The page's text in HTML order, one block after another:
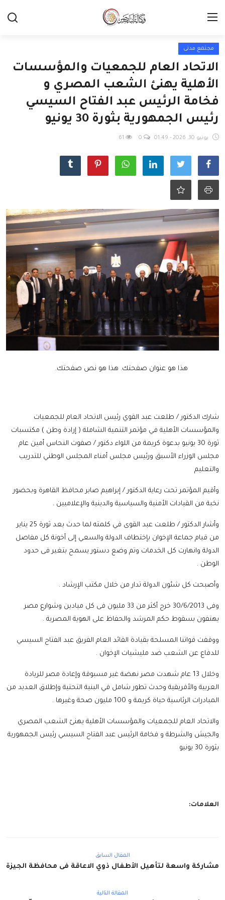
مجتمع مدنى
الاتحاد العام للجمعيات والمؤسسات
الأهلية يهنئ الشعب المصري و
فخامة الرئيس عبد الفتاح السيسي
رئيس الجمهورية بثورة 30 يونيو
يونيو 30, 2026 - 01:49
هذا هو عنوان صفحتك. هذا هو نص صفحتك.
شارك الدكتور / طلعت عبد القوي رئيس الاتحاد العام للجمعيات
والمؤسسات الأهلية في مؤتمر التنمية الشاملة ( إرادة وطن ) مكتسبات
ثورة 30 يونيو بدعوة كريمة من اللواء دكتور / صفوت النحاس أمين عام
مجلس الوزراء الأسبق ورئيس مجلس أمناء المجلس الوطني للتدريب
والتعليم
وأقيم المؤتمر تحت رعاية الدكتور / إبراهيم صابر محافظ القاهرة وبحضور
نخبة من القيادات الأمنية والسياسية والدينية والإعلاميين .
وأشار الدكتور / طلعت عبد القوى في كلمته لما حدث بعد ثورة 25 يناير
من قيام جماعة الإخوان بإختطاف الدولة والسعي إلى أخونة كل مفاصل
الدولة وانهارت كل الخدمات وتم وضع دستور يسمح بتغير فى حدود
الوطن .
وأصبحت كل شئون الدولة تدار من خلال مكتب الإرشاد .
وفى 30/6/2013 خرج أكثر من 33 مليون فى كل ميادين وشوارع مصر
يهتفون بسقوط حكم المرشد والحفاظ على الهوية المصرية .
ووقفت قواتنا المسلحة بقيادة القائد العام الفريق عبد الفتاح السيسي
للدفاع عن الشعب ضد مليشيات الإخوان .
وخلال 13 عام شهدت مصر نهضة غير مسبوقة وإعادة مصر للريادة
العربية والأفريقية وحدث تطور شامل في البنية التحتية وإطلاق العديد من
المبادرات الرئاسية حياة كريمة و 100 مليون صحة وغيرها .
والاتحاد العام للجمعيات والمؤسسات الأهلية يهنئ الشعب المصري
والجيش والشرطة و فخامة الرئيس عبد الفتاح السيسي رئيس الجمهورية
بثورة 30 يونيو
العلامات:
المقال السابق
مشاركة واسعة لتأهيل الأطفال ذوي الاعاقة فى محافظة الجيزة
المقالة التالية